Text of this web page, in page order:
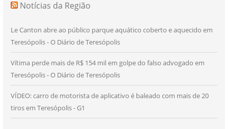
Notícias da Região
Le Canton abre ao público parque aquático coberto e aquecido em
Teresópolis - O Diário de Teresópolis
Vítima perde mais de R$ 154 mil em golpe do falso advogado em
Teresópolis - O Diário de Teresópolis
VÍDEO: carro de motorista de aplicativo é baleado com mais de 20
tiros em Teresópolis - G1